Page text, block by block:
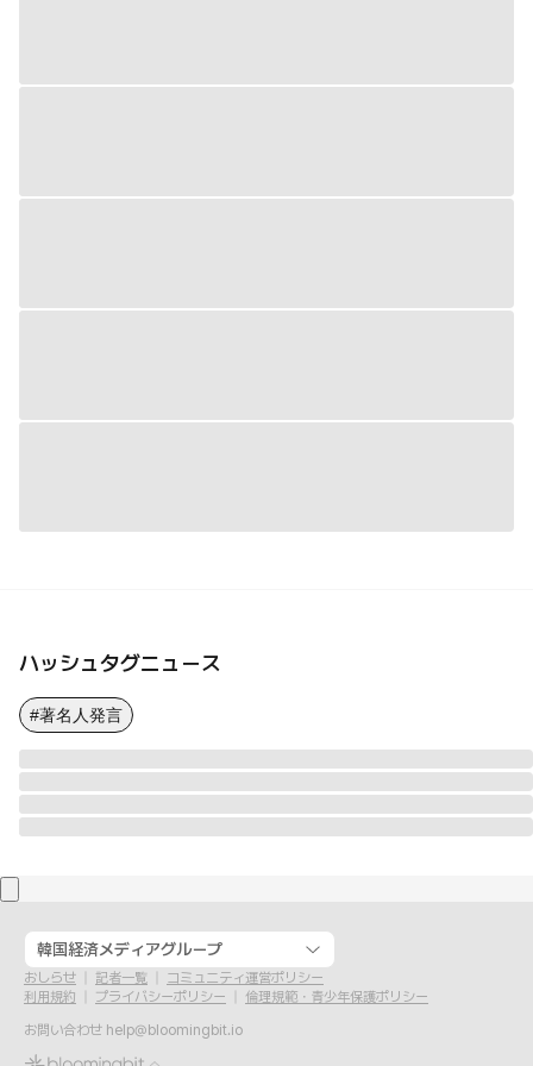
ハッシュタグニュース
#著名人発言
韓国経済メディアグループ
おしらせ 記者一覧
コミュニティ運営ポリシー
利用規約
プライバシーポリシー
倫理規範・青少年保護ポリシー
お問い合わせ help@bloomingbit.io